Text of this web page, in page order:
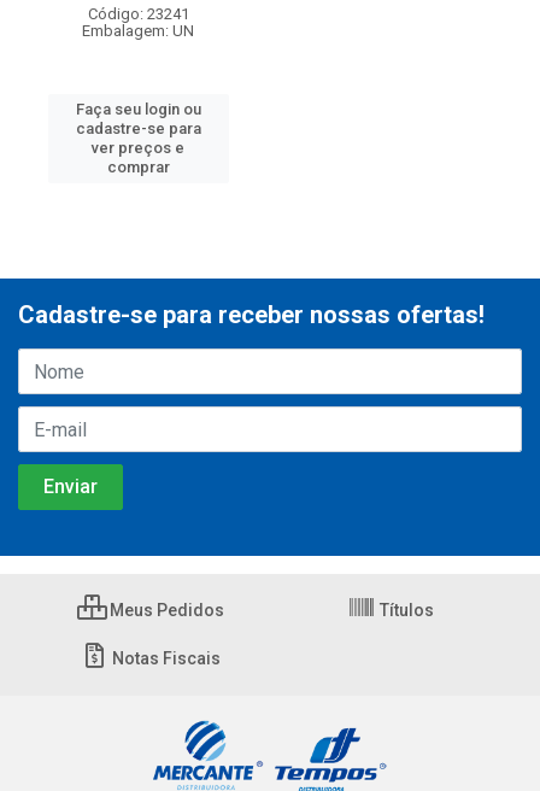
Código: 23241
Embalagem: UN
Faça seu login ou
cadastre-se para
ver preços e
comprar
Cadastre-se para receber nossas ofertas!
Meus Pedidos Títulos
Notas Fiscais